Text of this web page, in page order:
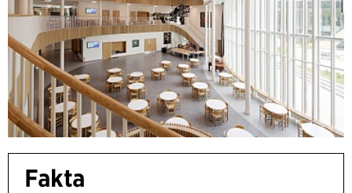
Fakta